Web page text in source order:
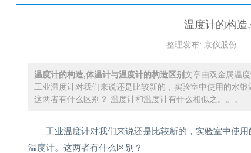
温度计的构造
整理发布: 京仪股份
温度计的构造,体温计与温度计的构造区别文章由双金属温
工业温度计对我们来说还是比较新的，实验室中使用的水
这两者有什么区别？ 温度计和温度计有什么相似之。。。
工业温度计对我们来说还是比较新的，实验室中使
温度计。这两者有什么区别？